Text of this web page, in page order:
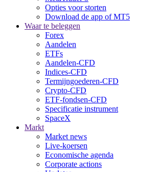
Opties voor storten
Download de app of MT5
Waar te beleggen
Forex
Aandelen
ETFs
Aandelen-CFD
Indices-CFD
Termijngoederen-CFD
Crypto-CFD
ETF-fondsen-CFD
Specificatie instrument
SpaceX
Markt
Market news
Live-koersen
Economische agenda
Corporate actions